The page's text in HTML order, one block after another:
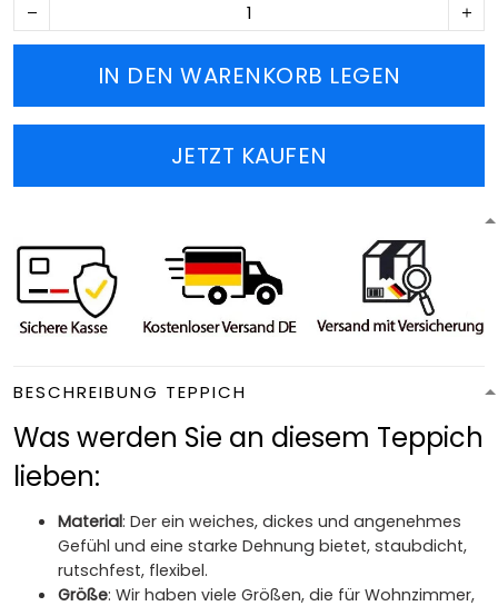
IN DEN WARENKORB LEGEN
JETZT KAUFEN
BESCHREIBUNG TEPPICH
Was werden Sie an diesem Teppich
lieben:
Material: Der ein weiches, dickes und angenehmes
Gefühl und eine starke Dehnung bietet, staubdicht,
rutschfest, flexibel.
Größe: Wir haben viele Größen, die für Wohnzimmer,